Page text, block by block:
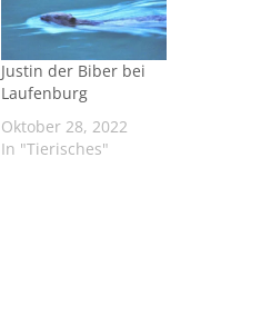
Justin der Biber bei
Laufenburg
Oktober 28, 2022
In "Tierisches"